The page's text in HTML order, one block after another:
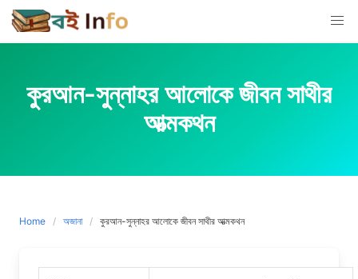
Skip
to
content
কুরআন-সুন্নাহর আলোকে জীবন সাথীর
আত্মকথন
Home অজানা কুরআন-সুন্নাহর আলোকে জীবন সাথীর আত্মকথন